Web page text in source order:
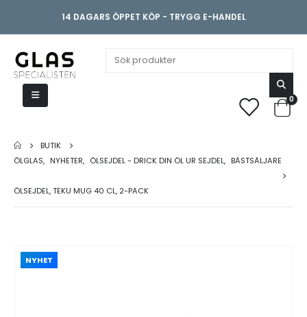
14 DAGARS ÖPPET KÖP - TRYGG E-HANDEL
0
BUTIK
ÖLGLAS, NYHETER, ÖLSEJDEL - DRICK DIN ÖL UR SEJDEL, BÄSTSÄLJARE
ÖLSEJDEL, TEKU MUG 40 CL, 2-PACK
NYHET